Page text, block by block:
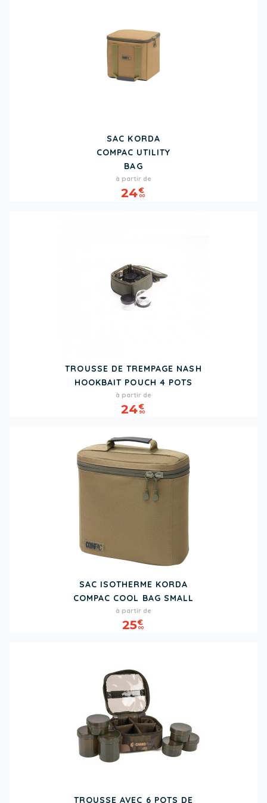
SAC KORDA
COMPAC UTILITY
BAG
Prix
à partir de
24€
00
TROUSSE DE TREMPAGE NASH
HOOKBAIT POUCH 4 POTS
Prix
à partir de
24€
90
SAC ISOTHERME KORDA
COMPAC COOL BAG SMALL
Prix
à partir de
25€
00
TROUSSE AVEC 6 POTS DE